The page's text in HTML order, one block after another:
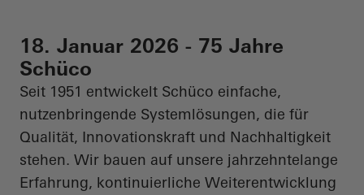
18. Januar 2026 - 75 Jahre
Schüco
Seit 1951 entwickelt Schüco einfache,
nutzenbringende Systemlösungen, die für
Qualität, Innovationskraft und Nachhaltigkeit
stehen. Wir bauen auf unsere jahrzehntelange
Erfahrung, kontinuierliche Weiterentwicklung